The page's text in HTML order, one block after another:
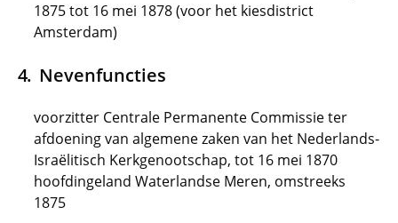
1875 tot 16 mei 1878 (voor het kiesdistrict
Amsterdam)
Nevenfuncties
voorzitter Centrale Permanente Commissie ter
afdoening van algemene zaken van het Nederlands-
Israëlitisch Kerkgenootschap, tot 16 mei 1870
hoofdingeland Waterlandse Meren, omstreeks
1875